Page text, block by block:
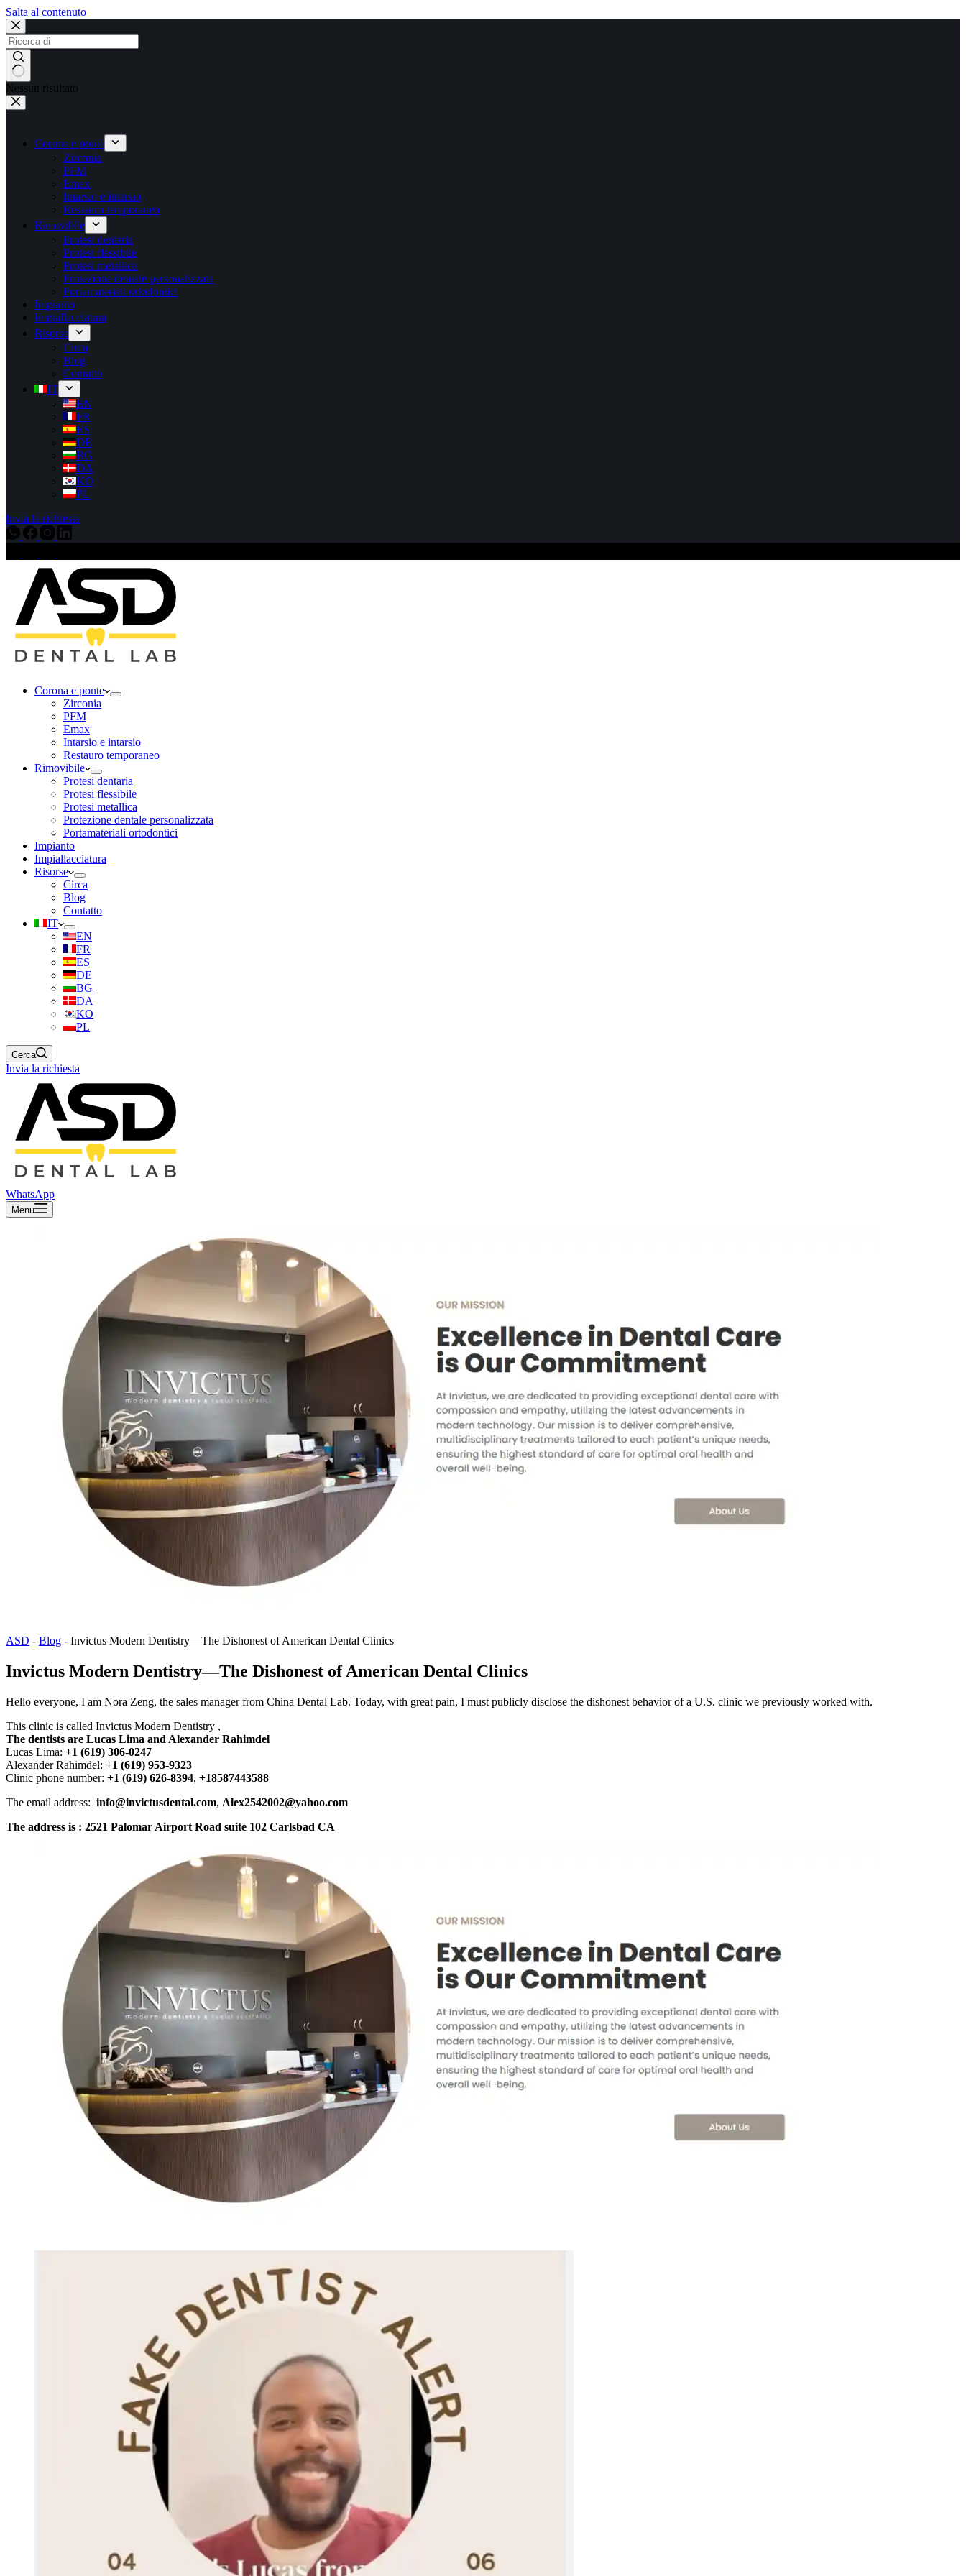
Salta al contenuto
Nessun risultato
Corona e ponte
Zirconia
PFM
Emax
Intarsio e intarsio
Restauro temporaneo
Rimovibile
Protesi dentaria
Protesi flessibile
Protesi metallica
Protezione dentale personalizzata
Portamateriali ortodontici
Impianto
Impiallacciatura
Risorse
Circa
Blog
Contatto
IT
EN
FR
ES
DE
BG
DA
KO
PL
Invia la richiesta
Corona e ponte
Zirconia
PFM
Emax
Intarsio e intarsio
Restauro temporaneo
Rimovibile
Protesi dentaria
Protesi flessibile
Protesi metallica
Protezione dentale personalizzata
Portamateriali ortodontici
Impianto
Impiallacciatura
Risorse
Circa
Blog
Contatto
IT
EN
FR
ES
DE
BG
DA
KO
PL
Cerca
Invia la richiesta
WhatsApp
Menu
ASD - Blog - Invictus Modern Dentistry—The Dishonest of American Dental Clinics
Invictus Modern Dentistry—The Dishonest of American Dental Clinics
Hello everyone, I am Nora Zeng, the sales manager from China Dental Lab. Today, with great pain, I must publicly disclose the dishonest behavior of a U.S. clinic we previously worked with.
This clinic is called Invictus Modern Dentistry ,
The dentists are Lucas Lima and Alexander Rahimdel
Lucas Lima: +1 (619) 306-0247
Alexander Rahimdel: +1 (619) 953-9323
Clinic phone number: +1 (619) 626-8394, +18587443588
The email address: info@invictusdental.com, Alex2542002@yahoo.com
The address is : 2521 Palomar Airport Road suite 102 Carlsbad CA